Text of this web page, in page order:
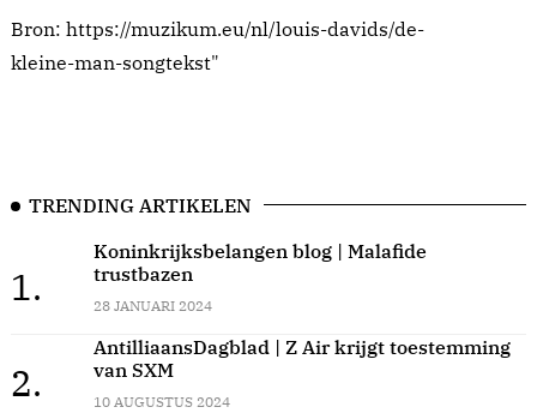
Bron: https://muzikum.eu/nl/louis-davids/de-
kleine-man-songtekst"
TRENDING ARTIKELEN
1.
Koninkrijksbelangen blog | Malafide
trustbazen
28 JANUARI 2024
2.
AntilliaansDagblad | Z Air krijgt toestemming
van SXM
10 AUGUSTUS 2024